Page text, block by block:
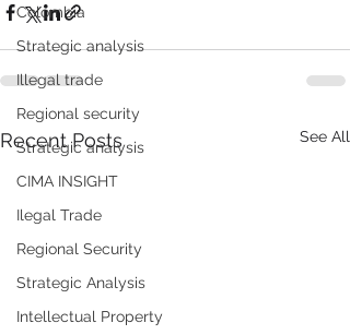
Colombia
Strategic analysis
Illegal trade
Regional security
Strategic analysis
CIMA INSIGHT
Ilegal Trade
Regional Security
Strategic Analysis
Intellectual Property
Recent Posts See All